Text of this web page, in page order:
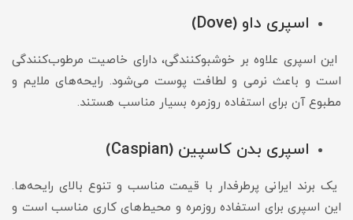
اسپری داو (Dove)
این اسپری علاوه بر خوشبوکنندگی، دارای خاصیت مرطوب‌کنندگی
است و باعث نرمی و لطافت پوست می‌شود. رایحه‌های ملایم و
مطبوع آن برای استفاده روزمره بسیار مناسب هستند.
اسپری بدن کاسپین (Caspian)
یک برند ایرانی پرطرفدار با قیمت مناسب و تنوع بالای رایحه‌ها.
این اسپری برای استفاده روزمره و محیط‌های کاری مناسب است و